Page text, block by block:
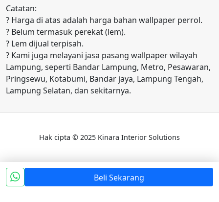
Catatan:
? Harga di atas adalah harga bahan wallpaper perrol.
? Belum termasuk perekat (lem).
? Lem dijual terpisah.
? Kami juga melayani jasa pasang wallpaper wilayah
Lampung, seperti Bandar Lampung, Metro, Pesawaran,
Pringsewu, Kotabumi, Bandar jaya, Lampung Tengah,
Lampung Selatan, dan sekitarnya.
Hak cipta © 2025 Kinara Interior Solutions
Beli Sekarang